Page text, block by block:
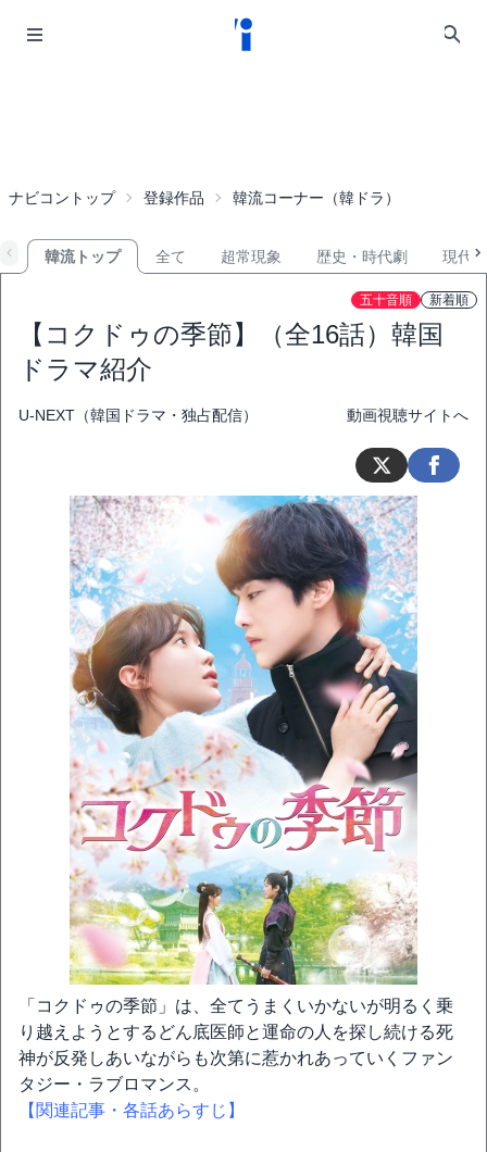
ナビコントップ 登録作品 韓流コーナー（韓ドラ）
韓流トップ 全て 超常現象 歴史・時代劇 現代
五十音順 新着順
【コクドゥの季節】（全16話）韓国
ドラマ紹介
U-NEXT（韓国ドラマ・独占配信） 動画視聴サイトへ
「コクドゥの季節」は、全てうまくいかないが明るく乗
り越えようとするどん底医師と運命の人を探し続ける死
神が反発しあいながらも次第に惹かれあっていくファン
タジー・ラブロマンス。
【関連記事・各話あらすじ】